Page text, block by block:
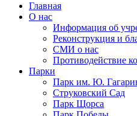
Главная
О нас
Информация об
Реконструкция и
СМИ о нас
Противодействие
Парки
Парк им. Ю.
Струковский Сад
Парк Щорса